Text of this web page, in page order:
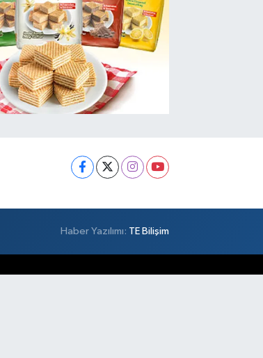
Haber Yazılımı: TE Bilişim